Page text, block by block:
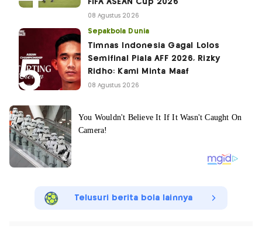
FIFA ASEAN Cup 2026
08 Agustus 2026
Sepakbola Dunia
Timnas Indonesia Gagal Lolos
Semifinal Piala AFF 2026, Rizky
Ridho: Kami Minta Maaf
08 Agustus 2026
Telusuri berita bola lainnya